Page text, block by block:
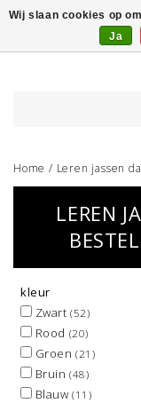
Home / Leren jassen
LEREN
kleur
Zwart(52)
Rood (20)
Groen(21)
Bruin(48)
Blauw(11)
Wij slaan cookies op
Ja